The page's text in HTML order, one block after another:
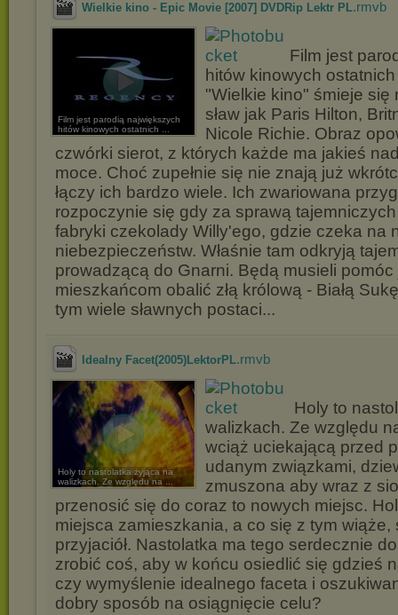
Wielkie kino - Epic Movie [2007] DVDRip Lektr PL.rmvb
Film jest parodią największych
hitów kinowych ostatnich ...
Film jest
hitów kinowych
"Wielkie kino" śmieje się
sław jak Paris Hilton,
Nicole Richie. Obraz
czwórki sierot, z których każde ma jakieś
moce. Choć zupełnie się nie znają już
łączy ich bardzo wiele. Ich zwariowana
rozpoczynie się gdy za sprawą
fabryki czekolady Willy'ego, gdzie czeka na
niebezpieczeństw. Właśnie tam odkryją
prowadzącą do Gnarni. Będą musieli pomóc
mieszkańcom obalić złą królową - Białą
tym wiele sławnych postaci...
Idealny Facet(2005)LektorPL.rmvb
Holy to nastolatka żyjąca na
walizkach. Ze względu na ...
Holy to
walizkach. Ze względu
wciąż uciekającą przed
udanym związkami,
zmuszona aby wraz z
przenosić się do coraz to nowych miejsc.
miejsca zamieszkania, a co się z tym wiąże,
przyjaciół. Nastolatka ma tego serdecznie
zrobić coś, aby w końcu osiedlić się gdzieś
czy wymyślenie idealnego faceta i
dobry sposób na osiągnięcie celu?